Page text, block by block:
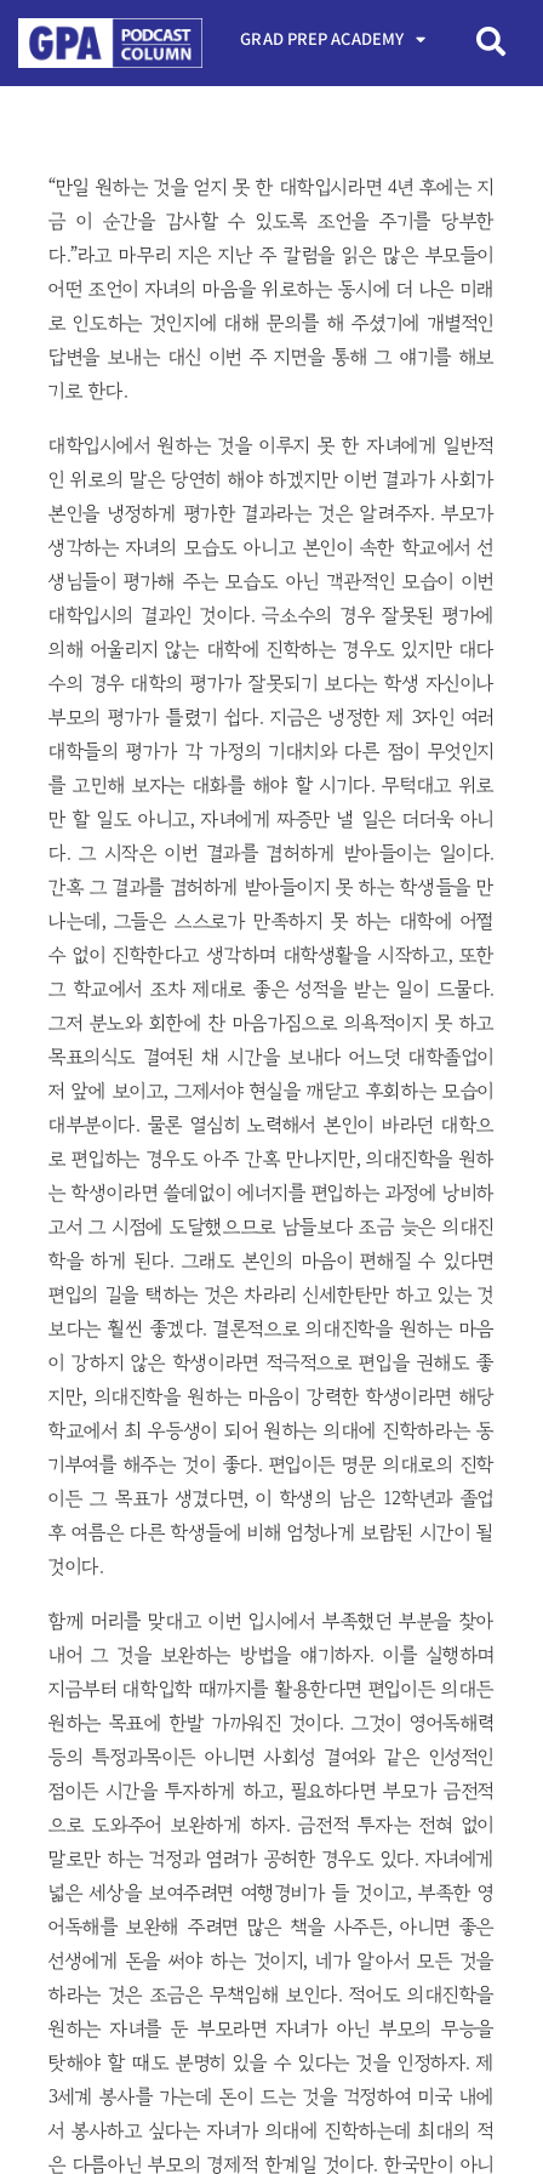
GRAD PREP ACADEMY
“만일 원하는 것을 얻지 못 한 대학입시라면 4년 후에는 지
금 이 순간을 감사할 수 있도록 조언을 주기를 당부한
다.”라고 마무리 지은 지난 주 칼럼을 읽은 많은 부모들이
어떤 조언이 자녀의 마음을 위로하는 동시에 더 나은 미래
로 인도하는 것인지에 대해 문의를 해 주셨기에 개별적인
답변을 보내는 대신 이번 주 지면을 통해 그 얘기를 해보
기로 한다.
대학입시에서 원하는 것을 이루지 못 한 자녀에게 일반적
인 위로의 말은 당연히 해야 하겠지만 이번 결과가 사회가
본인을 냉정하게 평가한 결과라는 것은 알려주자. 부모가
생각하는 자녀의 모습도 아니고 본인이 속한 학교에서 선
생님들이 평가해 주는 모습도 아닌 객관적인 모습이 이번
대학입시의 결과인 것이다. 극소수의 경우 잘못된 평가에
의해 어울리지 않는 대학에 진학하는 경우도 있지만 대다
수의 경우 대학의 평가가 잘못되기 보다는 학생 자신이나
부모의 평가가 틀렸기 쉽다. 지금은 냉정한 제 3자인 여러
대학들의 평가가 각 가정의 기대치와 다른 점이 무엇인지
를 고민해 보자는 대화를 해야 할 시기다. 무턱대고 위로
만 할 일도 아니고, 자녀에게 짜증만 낼 일은 더더욱 아니
다. 그 시작은 이번 결과를 겸허하게 받아들이는 일이다.
간혹 그 결과를 겸허하게 받아들이지 못 하는 학생들을 만
나는데, 그들은 스스로가 만족하지 못 하는 대학에 어쩔
수 없이 진학한다고 생각하며 대학생활을 시작하고, 또한
그 학교에서 조차 제대로 좋은 성적을 받는 일이 드물다.
그저 분노와 회한에 찬 마음가짐으로 의욕적이지 못 하고
목표의식도 결여된 채 시간을 보내다 어느덧 대학졸업이
저 앞에 보이고, 그제서야 현실을 깨닫고 후회하는 모습이
대부분이다. 물론 열심히 노력해서 본인이 바라던 대학으
로 편입하는 경우도 아주 간혹 만나지만, 의대진학을 원하
는 학생이라면 쓸데없이 에너지를 편입하는 과정에 낭비하
고서 그 시점에 도달했으므로 남들보다 조금 늦은 의대진
학을 하게 된다. 그래도 본인의 마음이 편해질 수 있다면
편입의 길을 택하는 것은 차라리 신세한탄만 하고 있는 것
보다는 훨씬 좋겠다. 결론적으로 의대진학을 원하는 마음
이 강하지 않은 학생이라면 적극적으로 편입을 권해도 좋
지만, 의대진학을 원하는 마음이 강력한 학생이라면 해당
학교에서 최 우등생이 되어 원하는 의대에 진학하라는 동
기부여를 해주는 것이 좋다. 편입이든 명문 의대로의 진학
이든 그 목표가 생겼다면, 이 학생의 남은 12학년과 졸업
후 여름은 다른 학생들에 비해 엄청나게 보람된 시간이 될
것이다.
함께 머리를 맞대고 이번 입시에서 부족했던 부분을 찾아
내어 그 것을 보완하는 방법을 얘기하자. 이를 실행하며
지금부터 대학입학 때까지를 활용한다면 편입이든 의대든
원하는 목표에 한발 가까워진 것이다. 그것이 영어독해력
등의 특정과목이든 아니면 사회성 결여와 같은 인성적인
점이든 시간을 투자하게 하고, 필요하다면 부모가 금전적
으로 도와주어 보완하게 하자. 금전적 투자는 전혀 없이
말로만 하는 걱정과 염려가 공허한 경우도 있다. 자녀에게
넓은 세상을 보여주려면 여행경비가 들 것이고, 부족한 영
어독해를 보완해 주려면 많은 책을 사주든, 아니면 좋은
선생에게 돈을 써야 하는 것이지, 네가 알아서 모든 것을
하라는 것은 조금은 무책임해 보인다. 적어도 의대진학을
원하는 자녀를 둔 부모라면 자녀가 아닌 부모의 무능을
탓해야 할 때도 분명히 있을 수 있다는 것을 인정하자. 제
3세계 봉사를 가는데 돈이 드는 것을 걱정하여 미국 내에
서 봉사하고 싶다는 자녀가 의대에 진학하는데 최대의 적
은 다름아닌 부모의 경제적 한계일 것이다. 한국만이 아니